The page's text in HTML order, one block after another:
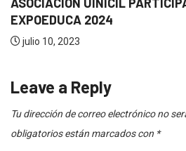
Leave a Reply
Tu dirección de correo electrónico no
obligatorios están marcados con *